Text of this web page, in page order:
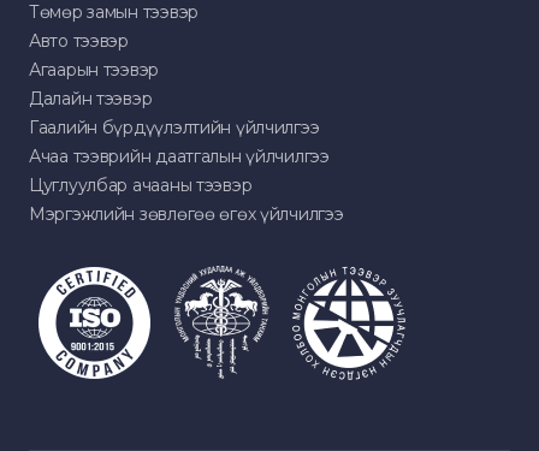
Төмөр замын тээвэр
Авто тээвэр
Агаарын тээвэр
Далайн тээвэр
Гаалийн бүрдүүлэлтийн үйлчилгээ
Ачаа тээврийн даатгалын үйлчилгээ
Цуглуулбар ачааны тээвэр
Мэргэжлийн зөвлөгөө өгөх үйлчилгээ